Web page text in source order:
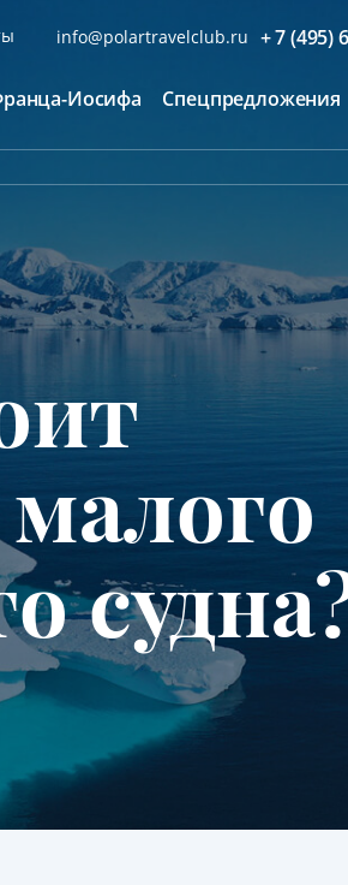
info@polartravelclub.ru + 7 (495)
Иосифа Спецпредложения